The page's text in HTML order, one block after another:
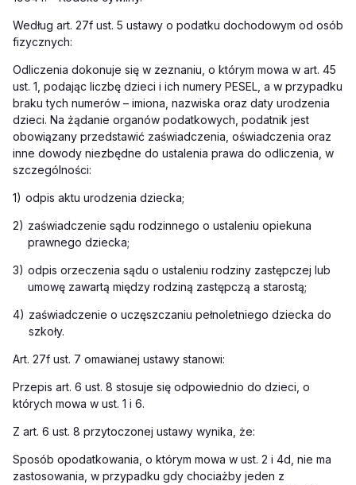
Według art. 27f ust. 5 ustawy o podatku dochodowym od osób
fizycznych:
Odliczenia dokonuje się w zeznaniu, o którym mowa w art. 45
ust. 1, podając liczbę dzieci i ich numery PESEL, a w przypadku
braku tych numerów – imiona, nazwiska oraz daty urodzenia
dzieci. Na żądanie organów podatkowych, podatnik jest
obowiązany przedstawić zaświadczenia, oświadczenia oraz
inne dowody niezbędne do ustalenia prawa do odliczenia, w
szczególności:
1) odpis aktu urodzenia dziecka;
2) zaświadczenie sądu rodzinnego o ustaleniu opiekuna
prawnego dziecka;
3) odpis orzeczenia sądu o ustaleniu rodziny zastępczej lub
umowę zawartą między rodziną zastępczą a starostą;
4) zaświadczenie o uczęszczaniu pełnoletniego dziecka do
szkoły.
Art. 27f ust. 7 omawianej ustawy stanowi:
Przepis art. 6 ust. 8 stosuje się odpowiednio do dzieci, o
których mowa w ust. 1 i 6.
Z art. 6 ust. 8 przytoczonej ustawy wynika, że:
Sposób opodatkowania, o którym mowa w ust. 2 i 4d, nie ma
zastosowania, w przypadku gdy chociażby jeden z